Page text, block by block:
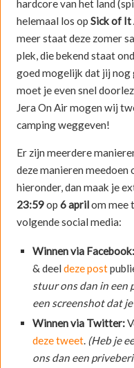
hardcore van het land
helemaal los op Sick of It
meer staat deze zomer
plek, die bekend staat
goed mogelijk dat jij nog
moet je even snel
Jera On Air mogen wij
camping weggeven!
Er zijn meerdere
deze manieren meedoen
hieronder, dan maak je
23:59op 6 aprilom mee
volgende social media:
Winnen via Facebook:
& deel deze post
stuur ons dan in een
een screenshot dat
Winnen via Twitter:
deze tweet. (Heb je
ons dan een